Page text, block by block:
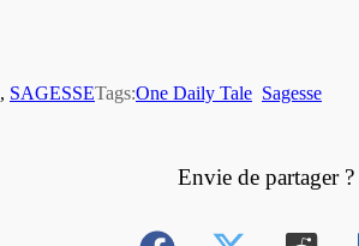
, SAGESSETags:One Daily Tale Sagesse
Envie de partager ?